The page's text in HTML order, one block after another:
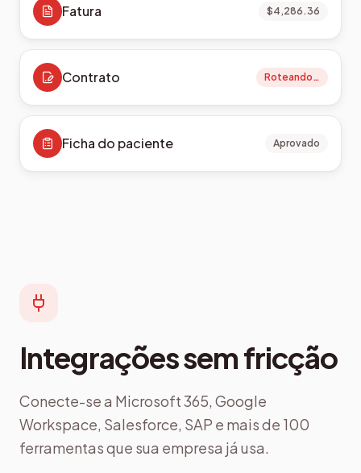
Fatura $4,286.36
Contrato Roteando…
Ficha do paciente Aprovado
Integrações sem fricção
Conecte-se a Microsoft 365, Google
Workspace, Salesforce, SAP e mais de 100
ferramentas que sua empresa já usa.